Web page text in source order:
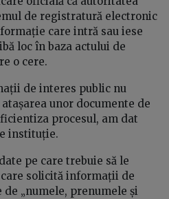
de registratură electronic
care intră sau iese
loc în baza actului de
o cere.
de interes public nu
unor documente de
procesul, am dat
instituție.
pe care trebuie să le
solicită informații de
„numele, prenumele și